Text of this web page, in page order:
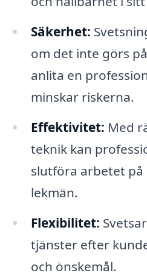
Säkerhet:
om det inte görs
anlita en
minskar riskerna.
Effektivitet: Med
teknik kan
slutföra arbetet
lekmän.
Flexibilitet:
tjänster efter
och önskemål.